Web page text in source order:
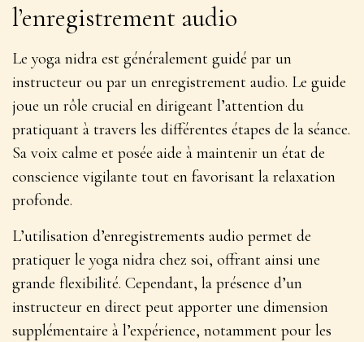
l’enregistrement audio
Le yoga nidra est généralement guidé par un
instructeur ou par un enregistrement audio. Le guide
joue un rôle crucial en dirigeant l’attention du
pratiquant à travers les différentes étapes de la séance.
Sa voix calme et posée aide à maintenir un état de
conscience vigilante tout en favorisant la relaxation
profonde.
L’utilisation d’enregistrements audio permet de
pratiquer le yoga nidra chez soi, offrant ainsi une
grande flexibilité. Cependant, la présence d’un
instructeur en direct peut apporter une dimension
supplémentaire à l’expérience, notamment pour les